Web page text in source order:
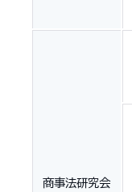
商事法研究会